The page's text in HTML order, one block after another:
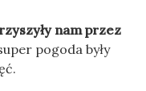
nam przez
pogoda były